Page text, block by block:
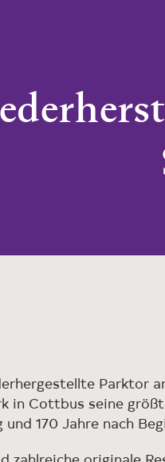
Parktor
in Cottbus seine
170 Jahre nach